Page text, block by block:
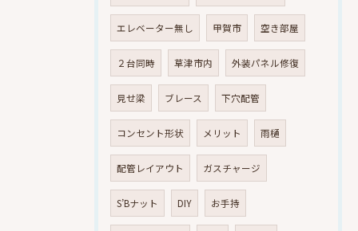
エレベーター無し 甲賀市 空き部屋
２台同時 草津市内 外装パネル修復
見せ梁 ブレース 下穴配管
コンセント形状 メリット 雨樋
配管レイアウト ガスチャージ
S’Bナット DIY お手持